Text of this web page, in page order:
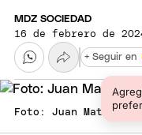
MDZ SOCIEDAD
16 de febrero de
+ Seguir en
Foto: Juan Mateo